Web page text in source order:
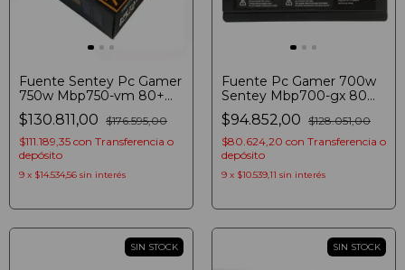
Fuente Sentey Pc Gamer
750w Mbp750-vm 80+
Bronze Atx 3.1 Mod
Negro
$130.811,00 $176.595,00
$111.189,35 con Transferencia o
depósito
9 x $14.534,56 sin interés
Fuente Pc Gamer 700w
Sentey Mbp700-gx 80
Plus Bronze Atx 3.1 Negro
$94.852,00 $128.051,00
$80.624,20 con Transferencia o
depósito
9 x $10.539,11 sin interés
SIN STOCK SIN STOCK